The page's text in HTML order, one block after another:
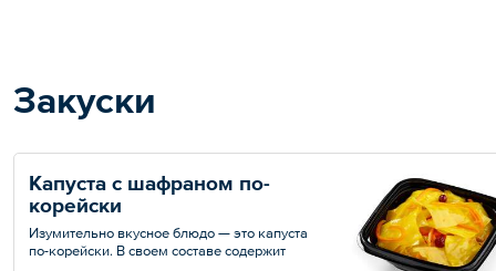
Закуски
Капуста с шафраном по-
корейски
Изумительно вкусное блюдо — это капуста
по-корейски. В своем составе содержит